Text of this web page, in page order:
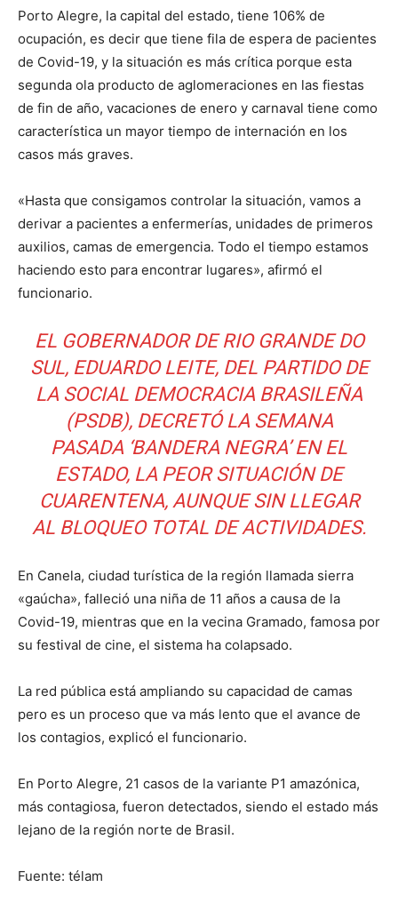
Porto Alegre, la capital del estado, tiene 106% de
ocupación, es decir que tiene fila de espera de pacientes
de Covid-19, y la situación es más crítica porque esta
segunda ola producto de aglomeraciones en las fiestas
de fin de año, vacaciones de enero y carnaval tiene como
característica un mayor tiempo de internación en los
casos más graves.
«Hasta que consigamos controlar la situación, vamos a
derivar a pacientes a enfermerías, unidades de primeros
auxilios, camas de emergencia. Todo el tiempo estamos
haciendo esto para encontrar lugares», afirmó el
funcionario.
EL GOBERNADOR DE RIO GRANDE DO
SUL, EDUARDO LEITE, DEL PARTIDO DE
LA SOCIAL DEMOCRACIA BRASILEÑA
(PSDB), DECRETÓ LA SEMANA
PASADA ‘BANDERA NEGRA’ EN EL
ESTADO, LA PEOR SITUACIÓN DE
CUARENTENA, AUNQUE SIN LLEGAR
AL BLOQUEO TOTAL DE ACTIVIDADES.
En Canela, ciudad turística de la región llamada sierra
«gaúcha», falleció una niña de 11 años a causa de la
Covid-19, mientras que en la vecina Gramado, famosa por
su festival de cine, el sistema ha colapsado.
La red pública está ampliando su capacidad de camas
pero es un proceso que va más lento que el avance de
los contagios, explicó el funcionario.
En Porto Alegre, 21 casos de la variante P1 amazónica,
más contagiosa, fueron detectados, siendo el estado más
lejano de la región norte de Brasil.
Fuente: télam